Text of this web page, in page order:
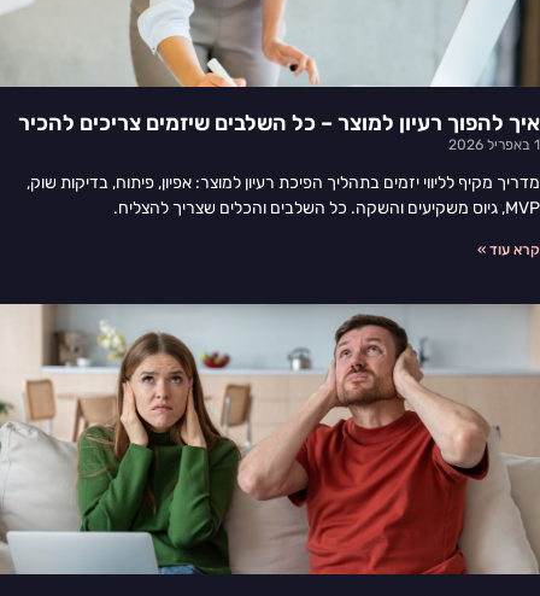
איך להפוך רעיון למוצר – כל השלבים שיזמים צריכים להכיר
1 באפריל 2026
מדריך מקיף לליווי יזמים בתהליך הפיכת רעיון למוצר: אפיון, פיתוח, בדיקות שוק,
MVP, גיוס משקיעים והשקה. כל השלבים והכלים שצריך להצליח.
קרא עוד »